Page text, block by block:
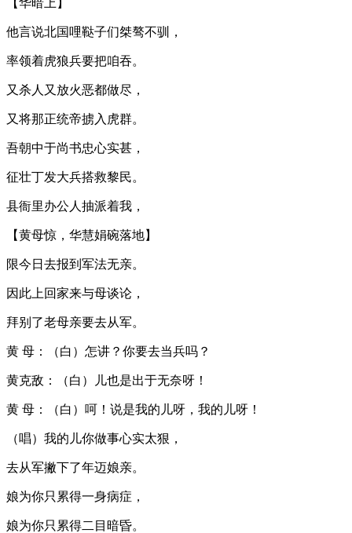
【华暗上】
他言说北国哩鞑子们桀骜不驯，
率领着虎狼兵要把咱吞。
又杀人又放火恶都做尽，
又将那正统帝掳入虎群。
吾朝中于尚书忠心实甚，
征壮丁发大兵搭救黎民。
县衙里办公人抽派着我，
【黄母惊，华慧娟碗落地】
限今日去报到军法无亲。
因此上回家来与母谈论，
拜别了老母亲要去从军。
黄 母：（白）怎讲？你要去当兵吗？
黄克敌：（白）儿也是出于无奈呀！
黄 母：（白）呵！说是我的儿呀，我的儿呀！
（唱）我的儿你做事心实太狠，
去从军撇下了年迈娘亲。
娘为你只累得一身病症，
娘为你只累得二目暗昏。